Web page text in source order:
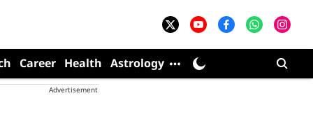
Career Health Astrology
Advertisement